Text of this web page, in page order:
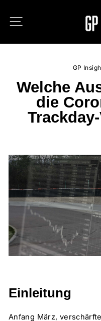
Inhalt
SEITENNAVIGATION
GP
Welche
die
Einleitung
Anfang März,